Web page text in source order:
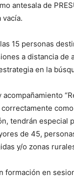
antesala de
vacía.
15 personas
a distancia
en la
tendrán especial
de 45,
y/o zonas
formación en